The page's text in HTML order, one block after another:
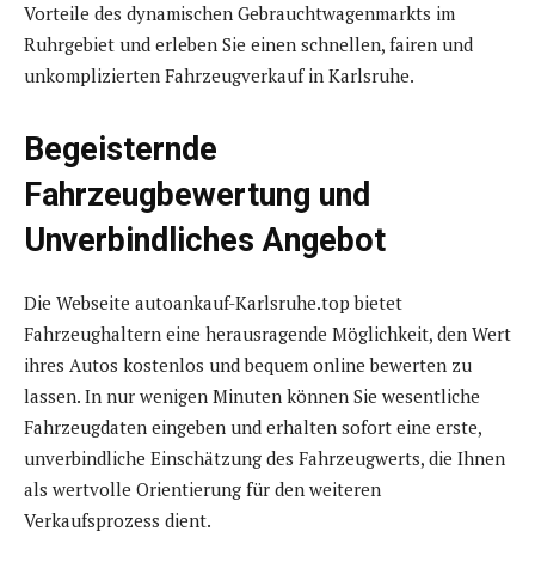
Vorteile des dynamischen Gebrauchtwagenmarkts im
Ruhrgebiet und erleben Sie einen schnellen, fairen und
unkomplizierten Fahrzeugverkauf in Karlsruhe.
Begeisternde
Fahrzeugbewertung und
Unverbindliches Angebot
Die Webseite autoankauf-Karlsruhe.top bietet
Fahrzeughaltern eine herausragende Möglichkeit, den Wert
ihres Autos kostenlos und bequem online bewerten zu
lassen. In nur wenigen Minuten können Sie wesentliche
Fahrzeugdaten eingeben und erhalten sofort eine erste,
unverbindliche Einschätzung des Fahrzeugwerts, die Ihnen
als wertvolle Orientierung für den weiteren
Verkaufsprozess dient.